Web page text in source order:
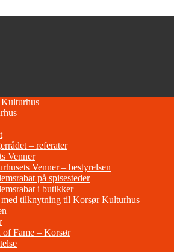
– referater
Venner
Venner – bestyrelsen
på spisesteder
i butikker
med tilknytning til Korsør Kulturhus
Fame – Korsør